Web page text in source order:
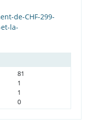
de-CHF-299-
la-
81
1
1
0